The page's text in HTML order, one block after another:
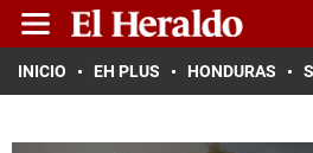
INICIO EH PLUS HONDURAS